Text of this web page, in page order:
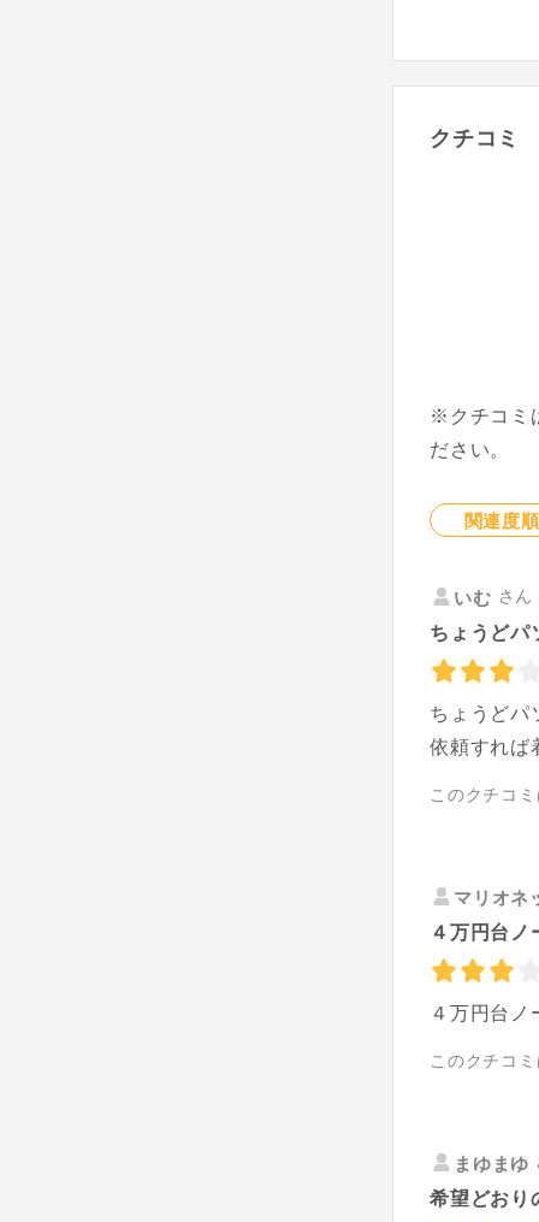
クチコミ
※クチコミ
ださい。
関連度順
いむ さ
ちょうどパ
ちょうどパ
依頼すれば
このクチコ
マリオネ
４万円台ノ
４万円台
このクチコ
まゆまゆ
希望どおり